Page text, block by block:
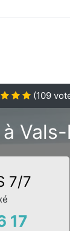
(109
7/7
17